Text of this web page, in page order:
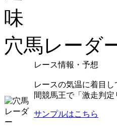
穴馬レーダ
レース情報・予想
レースの気温に着目
間競馬王で「激走判
サンプルはこちら